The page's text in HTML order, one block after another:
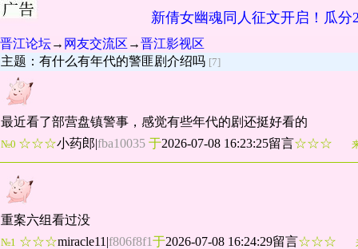
新倩女幽魂同人征文开启！瓜分
晋江论坛→ 网友交流区 →晋江影视区
主题：有什么有年代的警匪剧介绍吗 [7]
最近看了部营盘镇警事，感觉有些年代的剧还挺好看的
№0 ☆☆☆小药郎|fba10035 于2026-07-08 16:23:25留言☆☆☆
重案六组看过没
№1 ☆☆☆miracle11 |f806f8f1于2026-07-08 16:24:29留言☆☆☆